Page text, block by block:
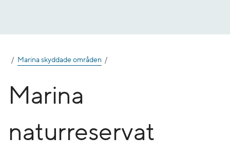
Marina skyddade områden
Marina
naturreservat